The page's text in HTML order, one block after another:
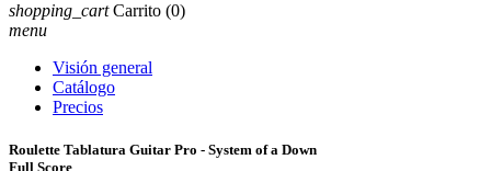
shopping_cart Carrito (0)
menu
Visión general
Catálogo
Precios
Roulette Tablatura Guitar Pro - System of a Down
Full Score